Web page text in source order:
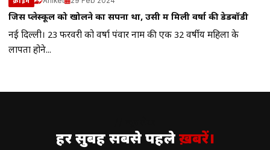
जिस प्लेस्कूल को खोलने का सपना था, उसी में मिली वर्षा की डेडबॉडी
नई दिल्ली। 23 फरवरी को वर्षा पंवार नाम की एक 32 वर्षीय महिला के
लापता होने...
हर सुबह सबसे पहलेख़बरें।